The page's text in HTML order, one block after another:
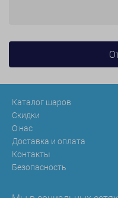
Каталог шаров
Скидки
О нас
Доставка и оплата
Контакты
Безопасность